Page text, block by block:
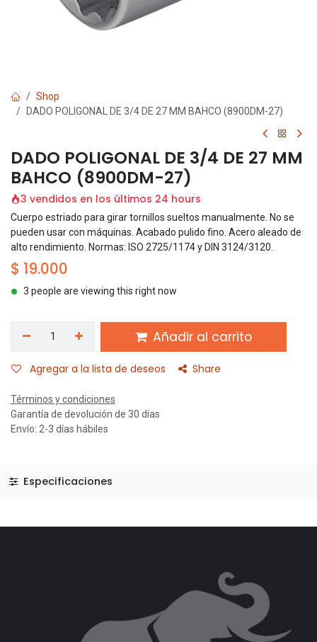
Shop
DADO POLIGONAL DE 3/4 DE 27 MM BAHCO (8900DM-27)
DADO POLIGONAL DE 3/4 DE 27 MM
BAHCO (8900DM-27)
3 vendidos en los últimos 24 hours
Cuerpo estriado para girar tornillos sueltos manualmente. No se
pueden usar con máquinas. Acabado pulido fino. Acero aleado de
alto rendimiento. Normas: ISO 2725/1174 y DIN 3124/3120.
$ 19.000
3 people are viewing this right now
Añadir al carrito
Agregar a la lista de deseos Share
Términos y condiciones
Garantía de devolución de 30 días
Envío: 2-3 días hábiles
Especificaciones